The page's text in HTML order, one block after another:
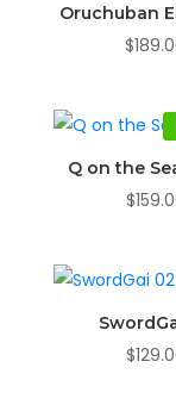
Oruchuban
$
Q on the
$
$